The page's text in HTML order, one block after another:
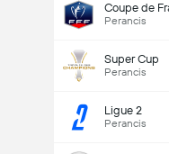
Coupe de
Perancis
Super Cup
Perancis
Ligue 2
Perancis